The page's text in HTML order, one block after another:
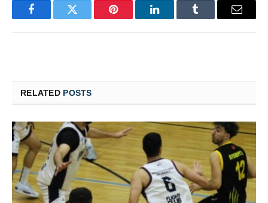
FacebookTwitter Pinterest LinkedInTumblr Email
RELATED POSTS